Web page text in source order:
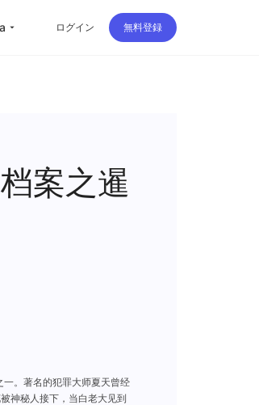
ja ログイン 無料登録
案之暹
。著名的犯罪大师夏天曾经
神秘人接下，当白老大见到